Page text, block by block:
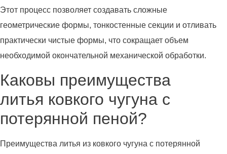
Этот процесс позволяет создавать сложные
геометрические формы, тонкостенные секции и отливать
практически чистые формы, что сокращает объем
необходимой окончательной механической обработки.
Каковы преимущества
литья ковкого чугуна с
потерянной пеной?
Преимущества литья из ковкого чугуна с потерянной